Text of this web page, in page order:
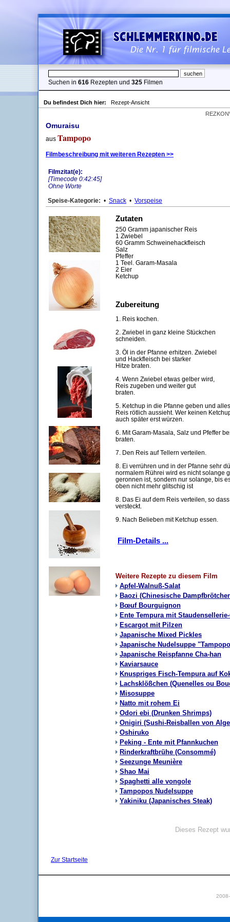
Suchen in 616 Rezepten und 325 Filmen
Du befindest Dich hier:
Rezept-Ansicht
Omuraisu
aus Tampopo
Filmbeschreibung mit weiteren Rezepten >>
Filmzitat(e):
[Timecode 0:42:45]
Ohne Worte
Speise-Kategorie: • Snack • Vorspeise
Zutaten
250 Gramm japanischer Reis
1 Zwiebel
60 Gramm Schweinehackfleisch
Salz
Pfeffer
1 Teel. Garam-Masala
2 Eier
Ketchup
Zubereitung
1. Reis kochen.
2. Zwiebel in ganz kleine Stückchen
schneiden.
3. Öl in der Pfanne erhitzen. Zwiebel
und Hackfleisch bei starker
Hitze braten.
4. Wenn Zwiebel etwas gelber wird,
Reis zugeben und weiter gut
braten.
5. Ketchup in die Pfanne geben und
Reis rötlich aussieht. Wer keinen
auch später erst würzen.
6. Mit Garam-Masala, Salz und Pfeffer
braten.
7. Den Reis auf Tellern verteilen.
8. Ei verrühren und in der Pfanne sehr
normalem Rührei wird es nicht solange
geronnen ist, sondern nur solange, bis
oben nicht mehr glitschig ist
8. Das Ei auf dem Reis verteilen, so
versteckt.
9. Nach Belieben mit Ketchup essen.
Film-Details ...
Weitere Rezepte zu diesem Film
Apfel-Walnuß-Salat
Baozi (Chinesische
Bœuf Bourguignon
Ente Tempura mit
Escargot mit Pilzen
Japanische Mixed Pickles
Japanische Nudelsuppe
Japanische Reispfanne Cha-han
Kaviarsauce
Knuspriges Fisch-Tempura auf
Lachsklößchen (Quenelles ou
Misosuppe
Natto mit rohem Ei
Odori ebi (Drunken Shrimps)
Onigiri (Sushi-Reisballen von
Oshiruko
Peking - Ente mit Pfannkuchen
Rinderkraftbrühe (Consommé)
Seezunge Meunière
Shao Mai
Spaghetti alle vongole
Tampopos Nudelsuppe
Yakiniku (Japanisches Steak)
Dieses Rezept
Zur Startseite